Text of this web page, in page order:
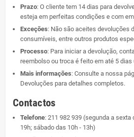
Prazo: O cliente tem 14 dias para
esteja em perfeitas condições e com
Exceções: Não são aceites devoluções
consumíveis, entre outros produtos
Processo: Para iniciar a devolução,
reembolso ou troca é feito em até 5 dias
Mais informações: Consulte a nossa
Devoluções para detalhes completos.
Contactos
Telefone: 211 982 939 (segunda a sexta
19h; sábado das 10h - 13h)